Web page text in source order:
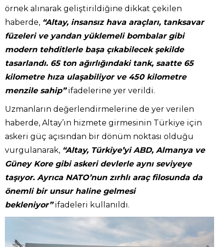
örnek alınarak geliştirildiğine dikkat çekilen
haberde, “Altay, insansız hava araçları, tanksavar
füzeleri ve yandan yüklemeli bombalar gibi
modern tehditlerle başa çıkabilecek şekilde
tasarlandı. 65 ton ağırlığındaki tank, saatte 65
kilometre hıza ulaşabiliyor ve 450 kilometre
menzile sahip”ifadelerine yer verildi.
Uzmanların değerlendirmelerine de yer verilen
haberde, Altay’ın hizmete girmesinin Türkiye için
askeri güç açısından bir dönüm noktası olduğu
vurgulanarak, “Altay, Türkiye’yi ABD, Almanya ve
Güney Kore gibi askeri devlerle aynı seviyeye
taşıyor. Ayrıca NATO’nun zırhlı araç filosunda da
önemli bir unsur haline gelmesi
bekleniyor”ifadeleri kullanıldı.